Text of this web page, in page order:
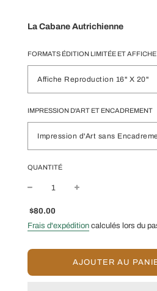
La Cabane Autrichienne
FORMATS ÉDITION LIMITÉE ET AFFICHE
Affiche Reproduction 16" X 20"
IMPRESSION D'ART ET ENCADREMENT
Impression d'Art sans
QUANTITÉ
Prix
réduit
Prix
régulier
$80.00
Frais d'expédition calculés lors du
C
AJOUTER AU